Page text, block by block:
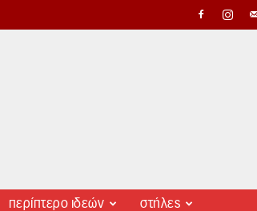
περίπτερο ιδεών στήλες